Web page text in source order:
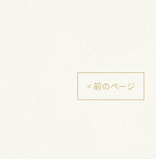
< 前のページ